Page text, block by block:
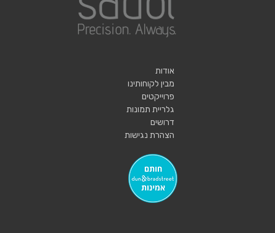
אודות
מבין לקוחותינו
פרוייקטים
גלריית תמונות
דרושים
הצהרת נגישות